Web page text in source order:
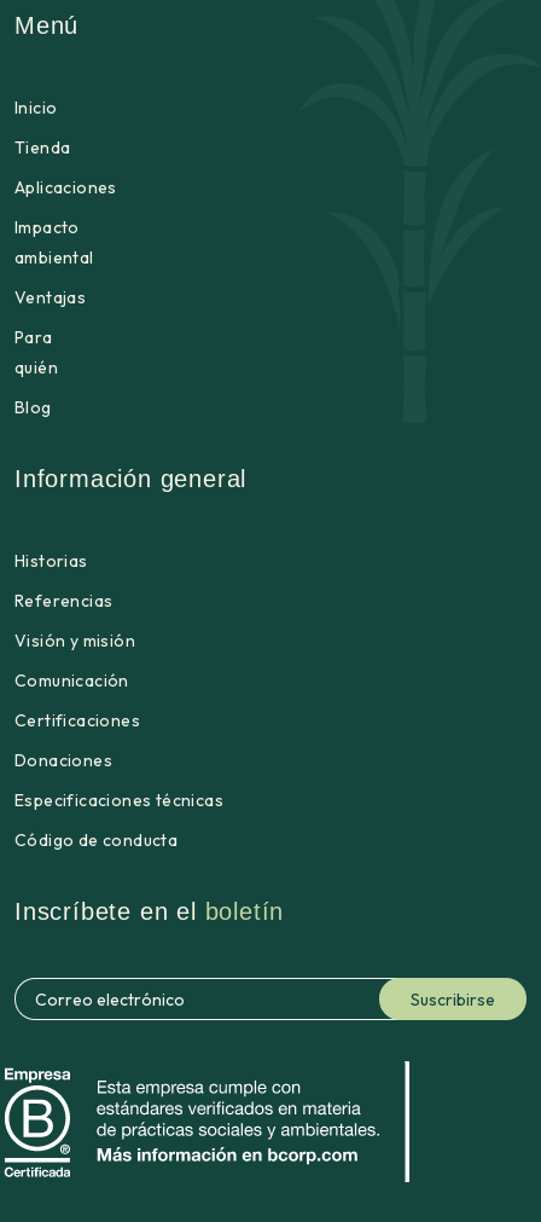
Menú
Inicio
Tienda
Aplicaciones
Impacto
ambiental
Ventajas
Para
quién
Blog
Información general
Historias
Referencias
Visión y misión
Comunicación
Certificaciones
Donaciones
Especificaciones técnicas
Código de conducta
Inscríbete en el boletín